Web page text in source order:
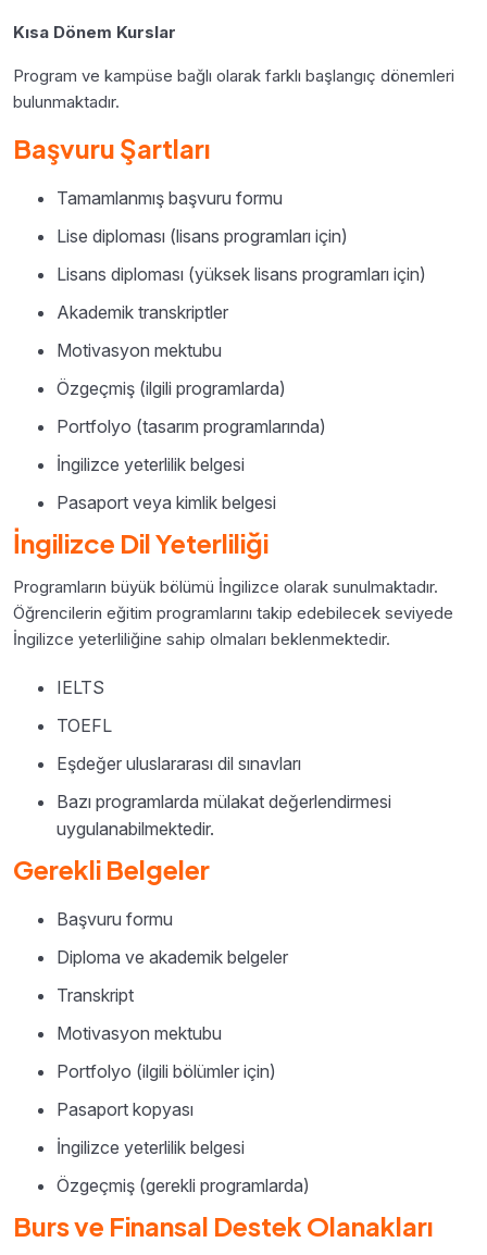
Kısa Dönem Kurslar
Program ve kampüse bağlı olarak farklı başlangıç dönemleri
bulunmaktadır.
Başvuru Şartları
Tamamlanmış başvuru formu
Lise diploması (lisans programları için)
Lisans diploması (yüksek lisans programları için)
Akademik transkriptler
Motivasyon mektubu
Özgeçmiş (ilgili programlarda)
Portfolyo (tasarım programlarında)
İngilizce yeterlilik belgesi
Pasaport veya kimlik belgesi
İngilizce Dil Yeterliliği
Programların büyük bölümü İngilizce olarak sunulmaktadır.
Öğrencilerin eğitim programlarını takip edebilecek seviyede
İngilizce yeterliliğine sahip olmaları beklenmektedir.
IELTS
TOEFL
Eşdeğer uluslararası dil sınavları
Bazı programlarda mülakat değerlendirmesi
uygulanabilmektedir.
Gerekli Belgeler
Başvuru formu
Diploma ve akademik belgeler
Transkript
Motivasyon mektubu
Portfolyo (ilgili bölümler için)
Pasaport kopyası
İngilizce yeterlilik belgesi
Özgeçmiş (gerekli programlarda)
Burs ve Finansal Destek Olanakları